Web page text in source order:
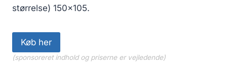
størrelse) 150×105.
Køb her
(sponsoreret indhold og priserne er vejledende)